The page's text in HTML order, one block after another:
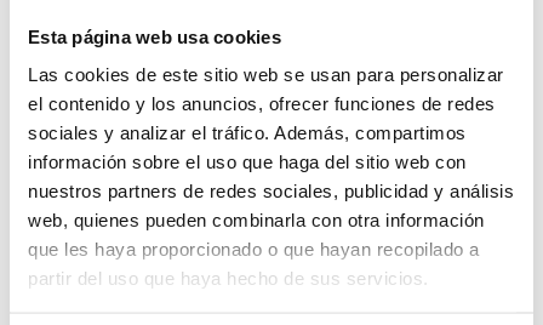
Esta página web usa cookies
Las cookies de este sitio web se usan para personalizar
el contenido y los anuncios, ofrecer funciones de redes
sociales y analizar el tráfico. Además, compartimos
información sobre el uso que haga del sitio web con
nuestros partners de redes sociales, publicidad y análisis
web, quienes pueden combinarla con otra información
que les haya proporcionado o que hayan recopilado a
partir del uso que haya hecho de sus servicios.
En palabras deJosé Carlos Frechilla(Director de la
FEEDA), tras dos años de estancamiento y/o retroceso en
algunas actividades del sector de la elevación,
comenzamos a apreciar una tendencia de recuperación a
nivel global. Gracias a la obra nueva y a la exportación,
estatendencia positiva se prevé que continúe. Además, es